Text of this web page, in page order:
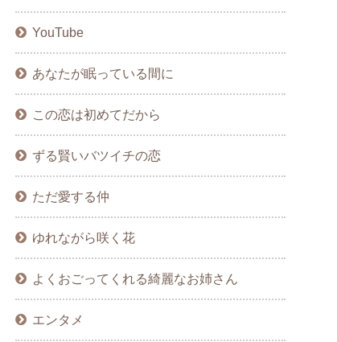
YouTube
あなたが眠っている間に
この恋は初めてだから
ずる賢いバツイチの恋
ただ愛する仲
ゆれながら咲く花
よくおごってくれる綺麗なお姉さん
エンタメ